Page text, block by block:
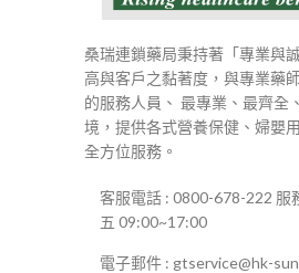
桑瑞連鎖藥局秉持著「專業與
高與客戶之黏著度，與專業藥
的服務人員、 最專業、最齊全
境，提供各式營養保健、婦嬰
全方位服務。
客服電話 : 0800-678-222 服
五 09:00~17:00
電子郵件 : gtservice@hk-